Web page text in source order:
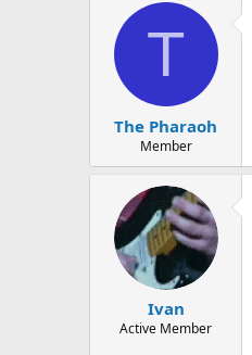
T
The Pharaoh
Member
Ivan
Active Member